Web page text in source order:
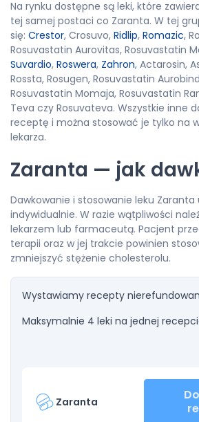
Na rynku dostępne są leki, które
tej samej postaci co Zaranta. W tej
się: Crestor, Crosuvo, Ridlip, Romazic,
Rosuvastatin Aurovitas, Rosuvastatin
Suvardio, Roswera, Zahron, Actarosin,
Rossta, Rosugen, Rosuvastatin
Rosuvastatin Momaja, Rosuvastatin
Teva czy Rosuvateva. Wszystkie inne
receptę i można stosować je tylko na
lekarza.
Zaranta — jak
Dawkowanie i stosowanie leku
indywidualnie. W razie wątpliwości
lekarzem lub farmaceutą. Pacjent
terapii oraz w jej trakcie powinien
zmniejszyć stężenie cholesterolu.
Wystawiamy recepty
Maksymalnie 4 leki na jednej
Zaranta